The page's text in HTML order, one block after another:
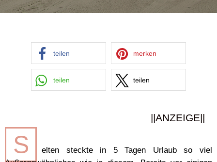
teilen merken
teilen teilen
||ANZEIGE||
S
elten steckte in 5 Tagen Urlaub so viel